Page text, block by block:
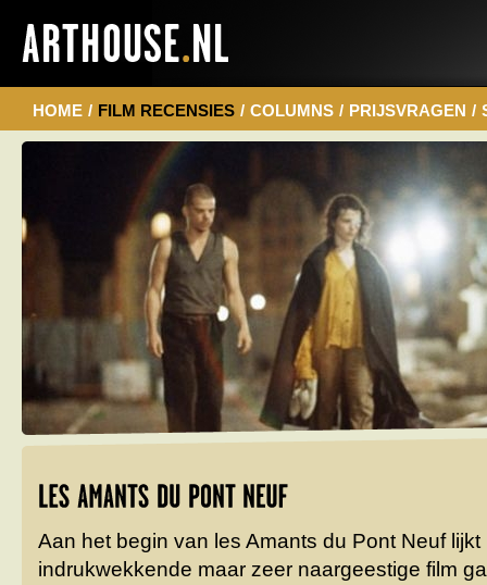
HOME / FILM RECENSIES / COLUMNS / PRIJSVRAGEN /
Aan het begin van les Amants du Pont Neuf
indrukwekkende maar zeer naargeestige film